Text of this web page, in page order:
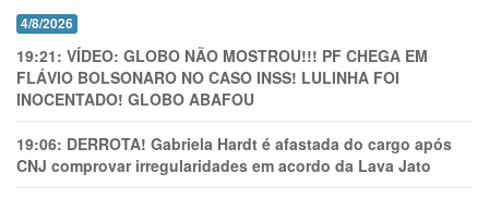
4/8/2026
19:21: VÍDEO: GLOBO NÃO MOSTROU!!! PF CHEGA EM
FLÁVIO BOLSONARO NO CASO INSS! LULINHA FOI
INOCENTADO! GLOBO ABAFOU
19:06: DERROTA! Gabriela Hardt é afastada do cargo após
CNJ comprovar irregularidades em acordo da Lava Jato